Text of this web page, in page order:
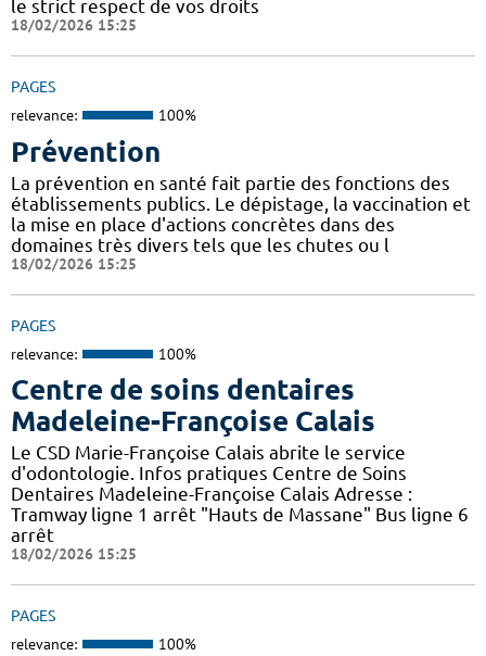
le strict respect de vos droits
18/02/2026 15:25
PAGES
relevance: 100%
Prévention
La prévention en santé fait partie des fonctions des
établissements publics. Le dépistage, la vaccination et
la mise en place d'actions concrètes dans des
domaines très divers tels que les chutes ou l
18/02/2026 15:25
PAGES
relevance: 100%
Centre de soins dentaires
Madeleine-Françoise Calais
Le CSD Marie-Françoise Calais abrite le service
d'odontologie. Infos pratiques Centre de Soins
Dentaires Madeleine-Françoise Calais Adresse :
Tramway ligne 1 arrêt "Hauts de Massane" Bus ligne 6
arrêt
18/02/2026 15:25
PAGES
relevance: 100%